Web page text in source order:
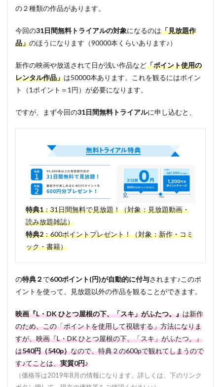
の２種類の作品があります。
今回の31日間無料トライアルの対象になるのは「見放題作
品」のほうになります（90000本くらいあります♪）
新作の映画や放送されて日が浅い作品など「ポイント使用の
レンタル作品」は50000本あります。これを観るにはポイン
ト（1ポイント＝1円）が必要になります。
ですが、まず今回の31日間無料トライアルに申し込むと、
特典1：31日間無料で見放題！（対象：見放題動画・
読み放題雑誌）
特典2：600ポイントプレゼント！（対象：新作・コミ
ック・書籍）
の特典２ で600ポイント(円)が自動的に付与されます♪このポ
イントを使って、見放題以外の作品を観ることができます。
映画『L・DK ひとつ屋根の下、「スキ」がふたつ。』は新作
のため、この「ポイントを使用して視聴する」方法になりま
すが、映画『L・DK ひとつ屋根の下、「スキ」がふたつ。』
は540円（540p）なので、特典２の600pで観れてしまうので
す♪てことは、実質0円♪
（価格等は2019年8月の情報になります。詳しくは、下のリンク